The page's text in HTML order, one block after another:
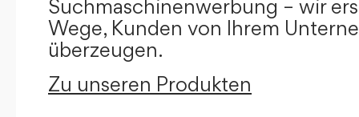
Suchmaschinenwerbung – wir
Wege, Kunden von Ihrem
überzeugen.
Zu unseren Produkten